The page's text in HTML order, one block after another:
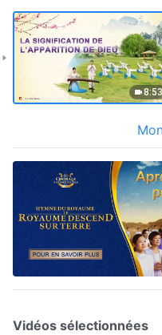
8:53
Vidéos sélectionnées